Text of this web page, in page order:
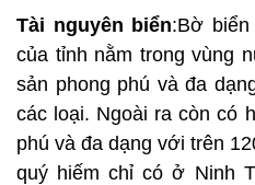
Tài nguyên biển:Bờ
của tỉnh nằm trong vùng
sản phong phú và đa
các loại. Ngoài ra còn có
phú và đa dạng với trên
quý hiếm chỉ có ở Ninh